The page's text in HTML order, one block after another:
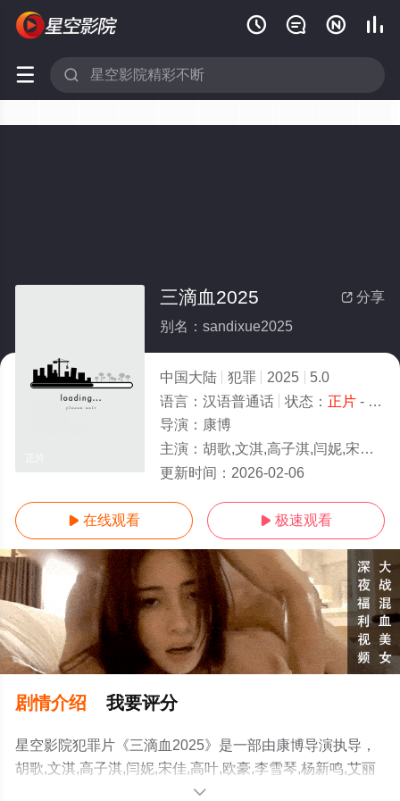
   
 
 分享
三滴血2025
别名：sandixue2025
中国大陆 犯罪 2025
5.0
语言： 汉语普通话 状态： 正片- 免费在线播放
导演： 康博
主演： 胡歌,文淇,高子淇,闫妮,宋佳,高叶,欧豪,李雪琴,杨新鸣,艾丽娅,马迎春,张奕聪,王悦伊,张本煜,汪铎,刘千慈
更新时间： 2026-02-06
 在线观看  极速观看
剧情介绍 我要评分
星空影院犯罪片《三滴血2025》是一部由康博导演执导，
胡歌,文淇,高子淇,闫妮,宋佳,高叶,欧豪,李雪琴,杨新鸣,艾丽
娅,马迎春,张奕聪,王悦伊,张本煜,汪铎,刘千慈等演员精彩演
